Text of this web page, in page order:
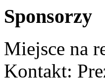
Sponsorzy
Miejsce na
Kontakt: